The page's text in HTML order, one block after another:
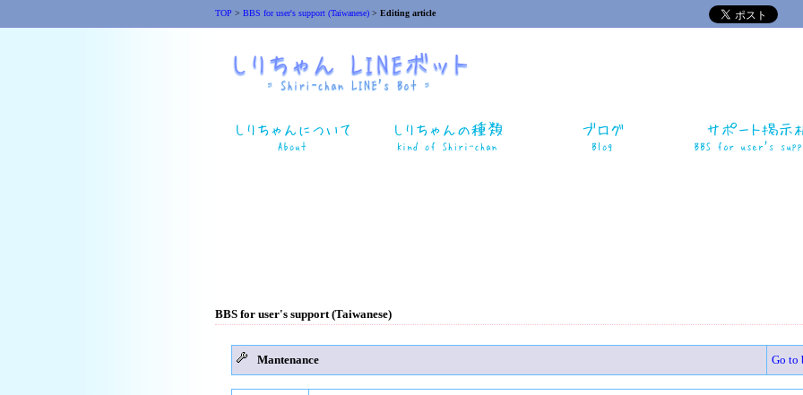
TOP > BBS for user's support (Taiwanese) > Editing article
BBS for user's support (Taiwanese)
Mantenance Go to